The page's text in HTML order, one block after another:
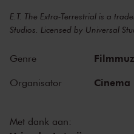
E.T. The Extra-Terrestrial is a
Studios. Licensed by Universal
Genre
Organisator Cinema
Met dank aan: